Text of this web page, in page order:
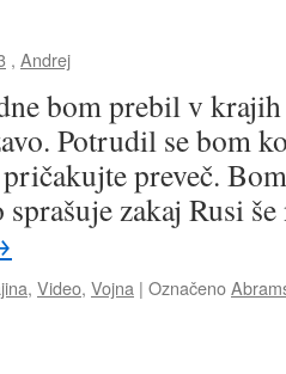
, Andrej
bom prebil v
Potrudil se bom
preveč.
sprašuje zakaj Rusi
, Video, Vojna | Označeno